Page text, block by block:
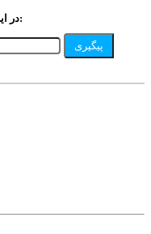
در این قسمت میتوانید سفارشات خود را پیگیری کنید:
پیگیری